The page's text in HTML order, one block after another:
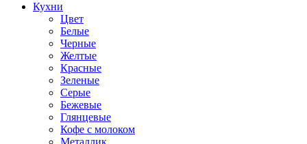
Кухни
Цвет
Белые
Черные
Желтые
Красные
Зеленые
Серые
Бежевые
Глянцевые
Кофе с молоком
Металлик